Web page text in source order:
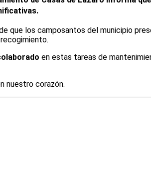
que los camposantos del municipio
en estas tareas de
nuestro corazón.